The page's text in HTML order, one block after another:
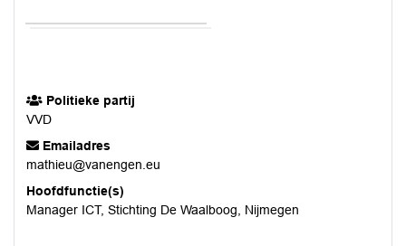
Politieke partij
VVD
Emailadres
mathieu@vanengen.eu
Hoofdfunctie(s)
Manager ICT, Stichting De Waalboog, Nijmegen